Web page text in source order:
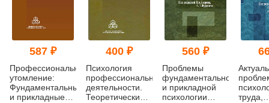
587 ₽
Профессиональное
утомление:
Фундаментальные
и прикладные
400 ₽
Психология
профессиональной
деятельности.
Теоретические и
560 ₽
Проблемы
фундаментальной
и прикладной
психологии
труда,